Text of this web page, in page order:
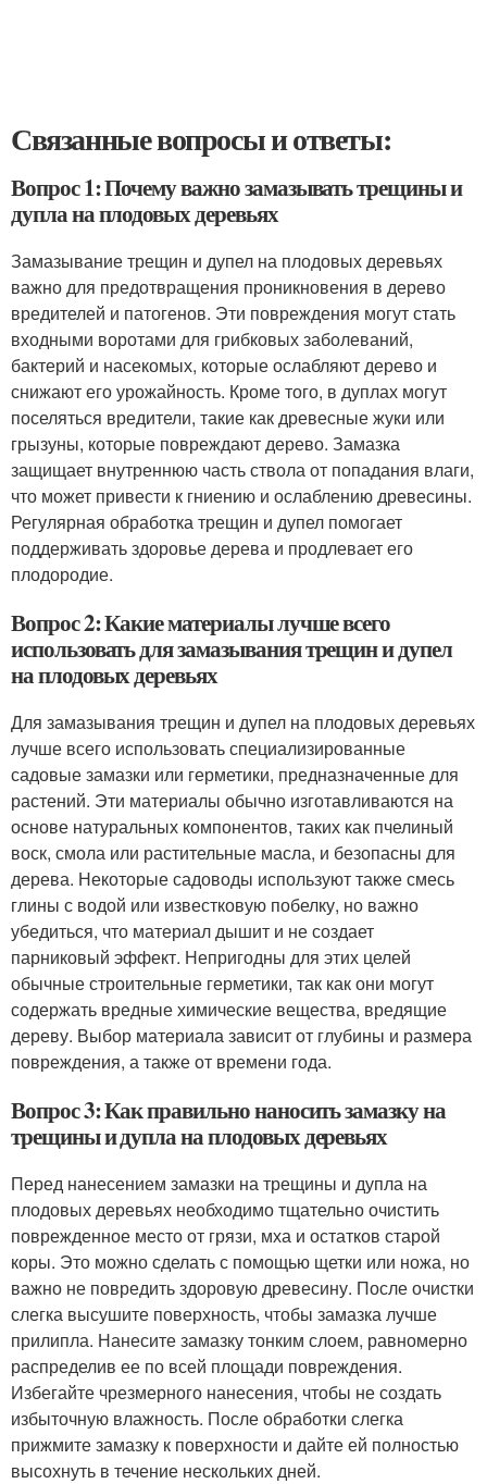
Связанные вопросы и ответы:
Вопрос 1: Почему важно замазывать трещины и
дупла на плодовых деревьях
Замазывание трещин и дупел на плодовых деревьях
важно для предотвращения проникновения в дерево
вредителей и патогенов. Эти повреждения могут стать
входными воротами для грибковых заболеваний,
бактерий и насекомых, которые ослабляют дерево и
снижают его урожайность. Кроме того, в дуплах могут
поселяться вредители, такие как древесные жуки или
грызуны, которые повреждают дерево. Замазка
защищает внутреннюю часть ствола от попадания влаги,
что может привести к гниению и ослаблению древесины.
Регулярная обработка трещин и дупел помогает
поддерживать здоровье дерева и продлевает его
плодородие.
Вопрос 2: Какие материалы лучше всего
использовать для замазывания трещин и дупел
на плодовых деревьях
Для замазывания трещин и дупел на плодовых деревьях
лучше всего использовать специализированные
садовые замазки или герметики, предназначенные для
растений. Эти материалы обычно изготавливаются на
основе натуральных компонентов, таких как пчелиный
воск, смола или растительные масла, и безопасны для
дерева. Некоторые садоводы используют также смесь
глины с водой или известковую побелку, но важно
убедиться, что материал дышит и не создает
парниковый эффект. Непригодны для этих целей
обычные строительные герметики, так как они могут
содержать вредные химические вещества, вредящие
дереву. Выбор материала зависит от глубины и размера
повреждения, а также от времени года.
Вопрос 3: Как правильно наносить замазку на
трещины и дупла на плодовых деревьях
Перед нанесением замазки на трещины и дупла на
плодовых деревьях необходимо тщательно очистить
поврежденное место от грязи, мха и остатков старой
коры. Это можно сделать с помощью щетки или ножа, но
важно не повредить здоровую древесину. После очистки
слегка высушите поверхность, чтобы замазка лучше
прилипла. Нанесите замазку тонким слоем, равномерно
распределив ее по всей площади повреждения.
Избегайте чрезмерного нанесения, чтобы не создать
избыточную влажность. После обработки слегка
прижмите замазку к поверхности и дайте ей полностью
высохнуть в течение нескольких дней.